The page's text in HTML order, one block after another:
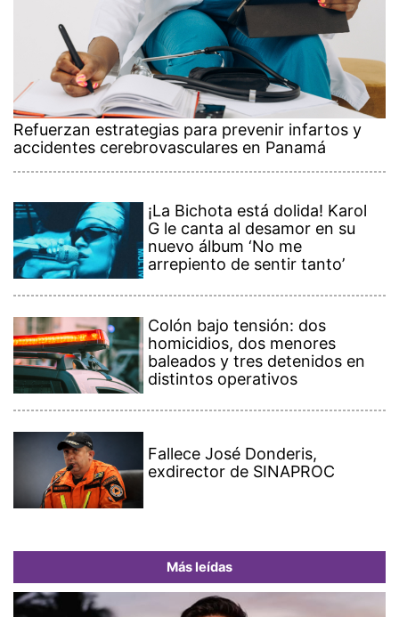
Refuerzan estrategias para prevenir infartos y
accidentes cerebrovasculares en Panamá
¡La Bichota está dolida! Karol
G le canta al desamor en su
nuevo álbum ‘No me
arrepiento de sentir tanto’
Colón bajo tensión: dos
homicidios, dos menores
baleados y tres detenidos en
distintos operativos
Fallece José Donderis,
exdirector de SINAPROC
Más leídas